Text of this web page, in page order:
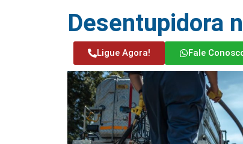
Desentupidora
Ligue Agora! Fale